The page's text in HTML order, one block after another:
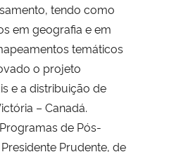
tendo como
em geografia e em
temáticos
o projeto
e a distribuição de
– Canadá.
de Pós-
Prudente, de